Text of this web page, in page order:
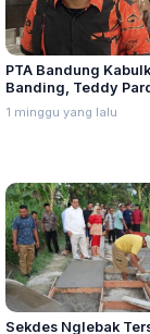
PTA Bandung
Banding, Teddy
Bintang Ditetapkan
Lina Jubaedah
1 minggu yang lalu
Sekdes Nglebak